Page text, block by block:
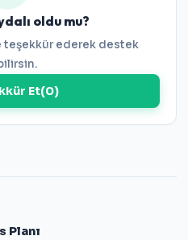
oldu mu?
teşekkür ederek destek
Et(0)
Planı